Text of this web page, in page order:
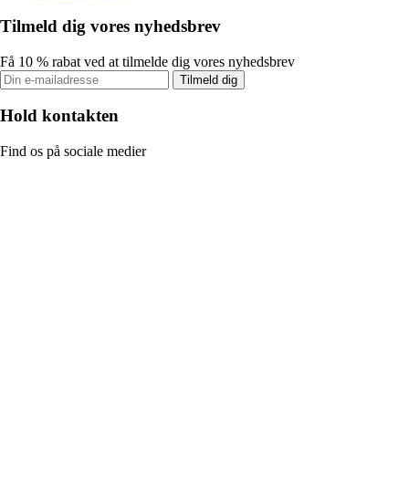
Tilmeld dig vores nyhedsbrev
Få 10 % rabat ved at tilmelde dig vores nyhedsbrev
Tilmeld dig
Hold kontakten
Find os på sociale medier